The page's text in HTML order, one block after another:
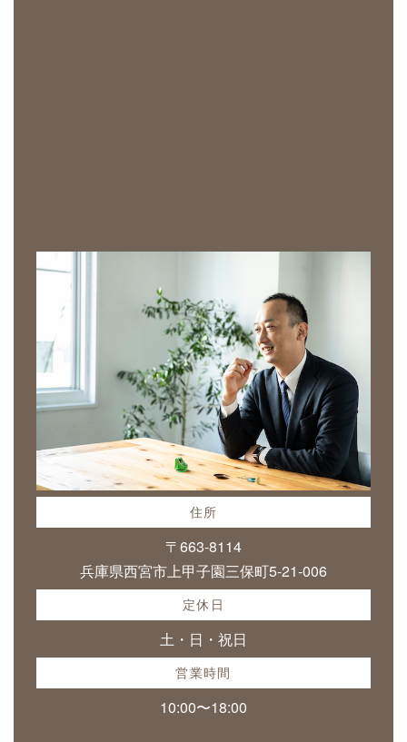
住所
〒663-8114
兵庫県西宮市上甲子園三保町5-21-006
定休日
土・日・祝日
営業時間
10:00〜18:00